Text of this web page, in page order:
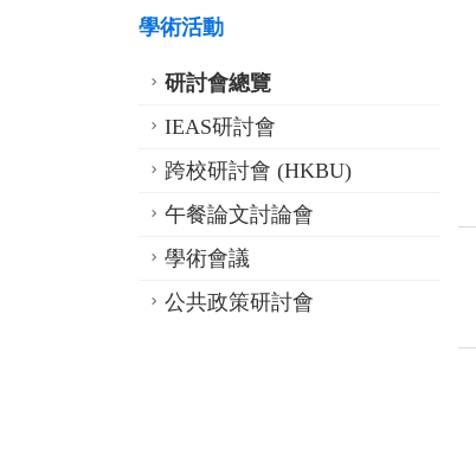
學術活動
研討會總覽
IEAS研討會
跨校研討會 (HKBU)
午餐論文討論會
學術會議
公共政策研討會